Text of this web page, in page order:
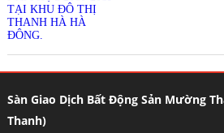
Sàn Giao Dịch Bất Động Sản Mường
Thanh)